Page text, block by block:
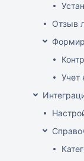
Отзыв
Учет